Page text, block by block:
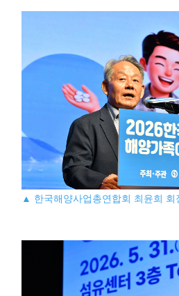
▲ 한국해양사업총연합회 최윤희 회